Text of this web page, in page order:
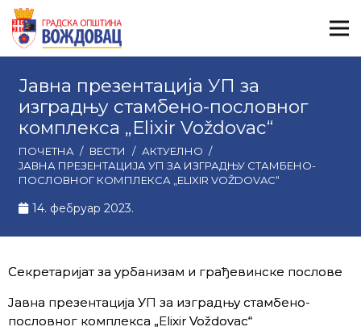
Јавна презентација УП за
изградњу стамбено-пословног
комплекса „Еlixir Voždovac“
ПОЧЕТНА / ВЕСТИ / АКТУЕЛНО /
ЈАВНА ПРЕЗЕНТАЦИЈА УП ЗА ИЗГРАДЊУ СТАМБЕНО-
ПОСЛОВНОГ КОМПЛЕКСА „ЕLIXIR VOŽDOVAC“
14. фебруар 2023.
Секретаријат за урбанизам и грађевинске послове
Јавна презентација УП за изградњу стамбено-
пословног комплекса „Еlixir Voždovac“